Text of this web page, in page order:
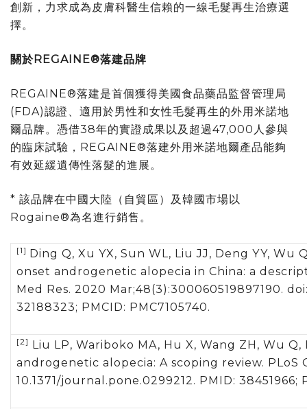
創新，力求成為皮膚科醫生信賴的一線毛髮再生治療選
擇。
關於REGAINE®落建品牌
REGAINE®落建是首個獲得美國食品藥品監督管理局
(FDA)認證、適用於男性和女性毛髮再生的外用米諾地
爾品牌。憑借38年的實證成果以及超過47,000人參與
的臨床試驗，REGAINE®落建外用米諾地爾產品能夠
有效延緩遺傳性落髮的進展。
* 該品牌在中國大陸（自貿區）及韓國市場以
Rogaine®為名進行銷售。
[1] Ding Q, Xu YX, Sun WL, Liu JJ, Deng YY, Wu
onset androgenetic alopecia in China: a
Med Res. 2020 Mar;48(3):300060519897190.
32188323; PMCID: PMC7105740.
[2]
Liu LP, Wariboko MA, Hu X, Wang ZH, Wu
androgenetic alopecia: A scoping review. PLoS
10.1371/journal.pone.0299212. PMID: 38451966;